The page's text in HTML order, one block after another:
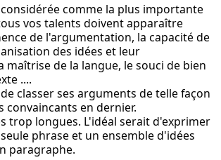
comme la plus importante
vos talents doivent apparaître
de l'argumentation, la capacité de
des idées et leur
maîtrise de la langue, le souci de bien
....
classer ses arguments de telle façon
convaincants en dernier.
trop longues. L'idéal serait d'exprimer
phrase et un ensemble d'idées
paragraphe.